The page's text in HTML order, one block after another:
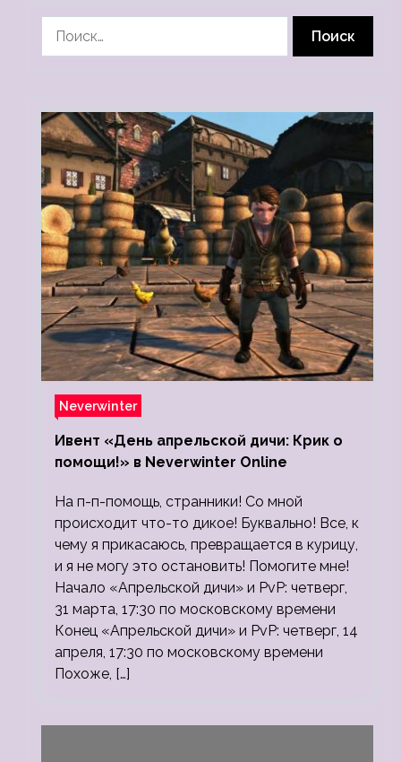
Neverwinter
Ивент «День апрельской дичи: Крик о
помощи!» в Neverwinter Online
На п-п-помощь, странники! Со мной
происходит что-то дикое! Буквально! Все, к
чему я прикасаюсь, превращается в курицу,
и я не могу это остановить! Помогите мне!
Начало «Апрельской дичи» и PvP: четверг,
31 марта, 17:30 по московскому времени
Конец «Апрельской дичи» и PvP: четверг, 14
апреля, 17:30 по московскому времени
Похоже, […]